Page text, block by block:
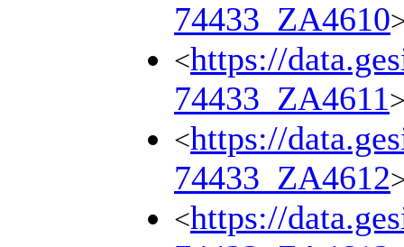
74433_ZA4610
<https://
74433_ZA4611
<https://
74433_ZA4612
<https://